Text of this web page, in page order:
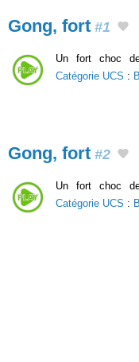
Gong, fort #1
Un fort choc
Catégorie UCS :
Gong, fort #2
Un fort choc
Catégorie UCS :